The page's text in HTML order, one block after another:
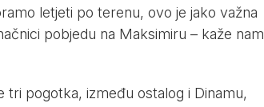
letjeti po terenu, ovo je jako važna
pobjedu na Maksimiru – kaže nam
tri pogotka, između ostalog i Dinamu,